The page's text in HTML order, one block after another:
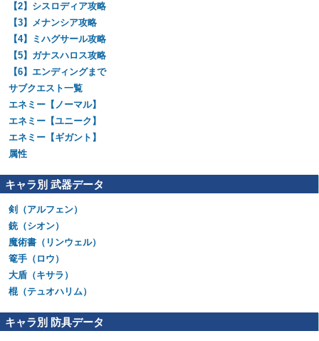
【2】シスロディア攻略
【3】メナンシア攻略
【4】ミハグサール攻略
【5】ガナスハロス攻略
【6】エンディングまで
サブクエスト一覧
エネミー【ノーマル】
エネミー【ユニーク】
エネミー【ギガント】
属性
キャラ別 武器データ
剣（アルフェン）
銃（シオン）
魔術書（リンウェル）
篭手（ロウ）
大盾（キサラ）
棍（テュオハリム）
キャラ別 防具データ